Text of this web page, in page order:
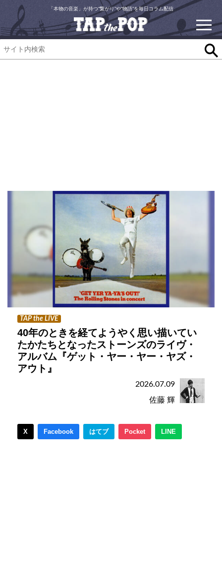
「本物の音楽」が持つ“繋がり”や“物語”を毎日コラム配信
TAP the LIVE
40年のときを経てようやく思い描いてい
たかたちとなったストーンズのライヴ・
アルバム『ゲット・ヤー・ヤー・ヤズ・
アウト』
2026.07.09
佐藤 輝
X Facebook はてブ Pocket LINE